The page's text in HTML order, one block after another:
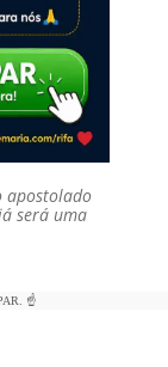
apostolado
será uma
☝️